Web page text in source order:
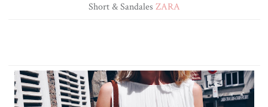
Short & Sandales ZARA